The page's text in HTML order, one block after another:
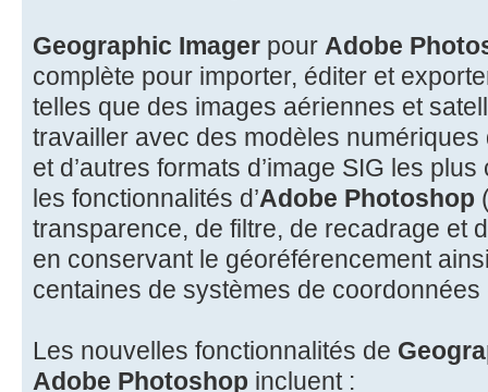
Geographic Imager pour Adobe
complète pour importer, éditer et
telles que des images aériennes et
travailler avec des modèles numériques
et d’autres formats d’image SIG les
les fonctionnalités d’Adobe Photoshop
transparence, de filtre, de recadrage et
en conservant le géoréférencement
centaines de systèmes de
Les nouvelles fonctionnalités de
Adobe Photoshop incluent :